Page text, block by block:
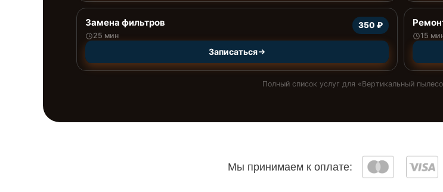
Замена фильтров
25 мин
350 ₽
Записаться
15
Полный список услуг для «Вертикальный
Мы принимаем к оплате: